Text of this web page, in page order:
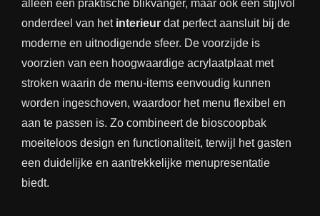
alleen een praktische blikvanger, maar ook een stijlvol
onderdeel van het interieur dat perfect aansluit bij de
moderne en uitnodigende sfeer. De voorzijde is
voorzien van een hoogwaardige acrylaatplaat met
stroken waarin de menu-items eenvoudig kunnen
worden ingeschoven, waardoor het menu flexibel en
aan te passen is. Zo combineert de bioscoopbak
moeiteloos design en functionaliteit, terwijl het gasten
een duidelijke en aantrekkelijke menupresentatie
biedt.